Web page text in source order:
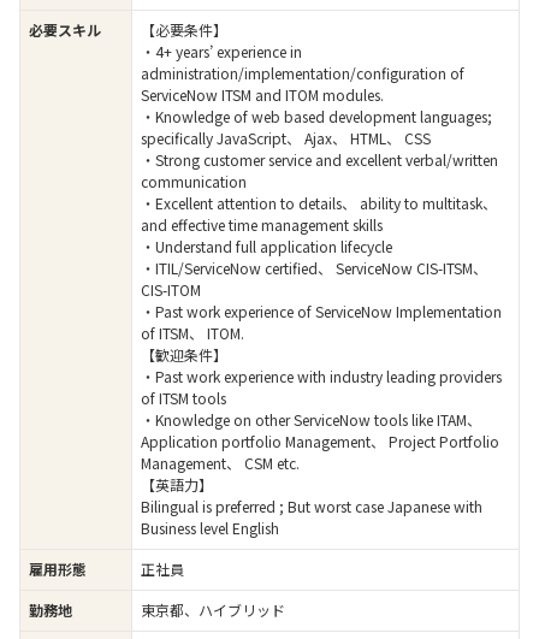
必要スキル
【必要条件】
・4+ years’ experience in
administration/implementation/configuration of
ServiceNow ITSM and ITOM modules.
・Knowledge of web based development languages;
specifically JavaScript、 Ajax、 HTML、 CSS
・Strong customer service and excellent verbal/written
communication
・Excellent attention to details、 ability to multitask、
and effective time management skills
・Understand full application lifecycle
・ITIL/ServiceNow certified、 ServiceNow CIS-ITSM、
CIS-ITOM
・Past work experience of ServiceNow Implementation
of ITSM、 ITOM.
【歓迎条件】
・Past work experience with industry leading providers
of ITSM tools
・Knowledge on other ServiceNow tools like ITAM、
Application portfolio Management、 Project Portfolio
Management、 CSM etc.
【英語力】
Bilingual is preferred ; But worst case Japanese with
Business level English
雇用形態
正社員
勤務地
東京都、ハイブリッド